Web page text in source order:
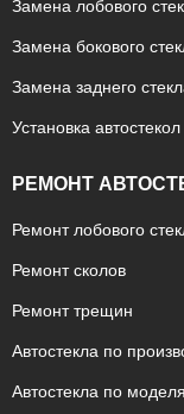
Замена лобового
Замена бокового
Замена заднего
Установка автостекол
РЕМОНТ
Ремонт лобового
Ремонт сколов
Ремонт трещин
Автостекла по
Автостекла по